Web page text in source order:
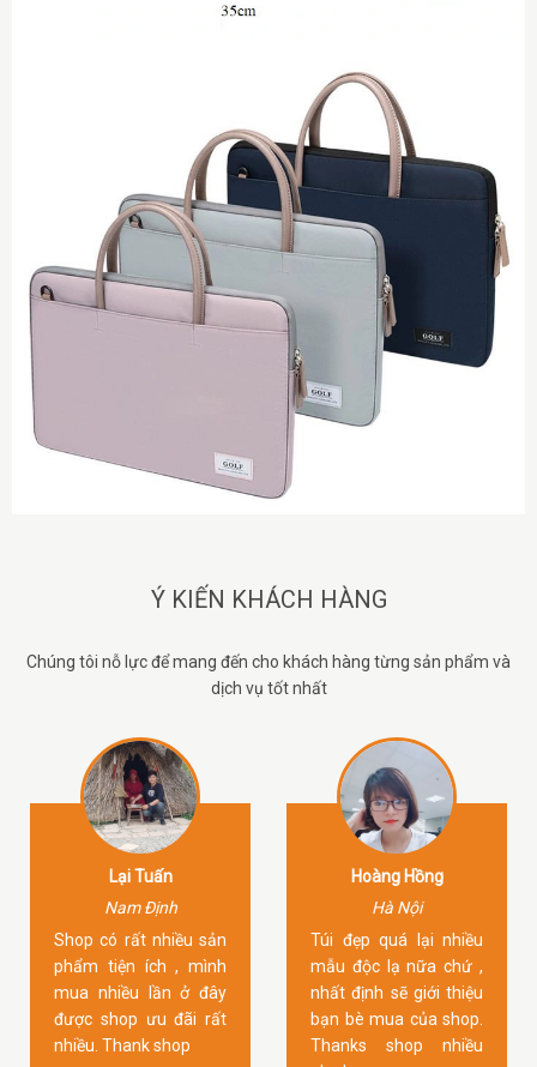
Ý KIẾN KHÁCH HÀNG
Chúng tôi nỗ lực để mang đến cho khách hàng từng sản phẩm và
dịch vụ tốt nhất
Lại Tuấn
Nam Định
Shop có rất nhiều sản
phẩm tiện ích , mình
mua nhiều lần ở đây
được shop ưu đãi rất
nhiều. Thank shop
Hoàng Hồng
Hà Nội
Túi đẹp quá lại nhiều
mẫu độc lạ nữa chứ ,
nhất định sẽ giới thiệu
bạn bè mua của shop.
Thanks shop nhiều